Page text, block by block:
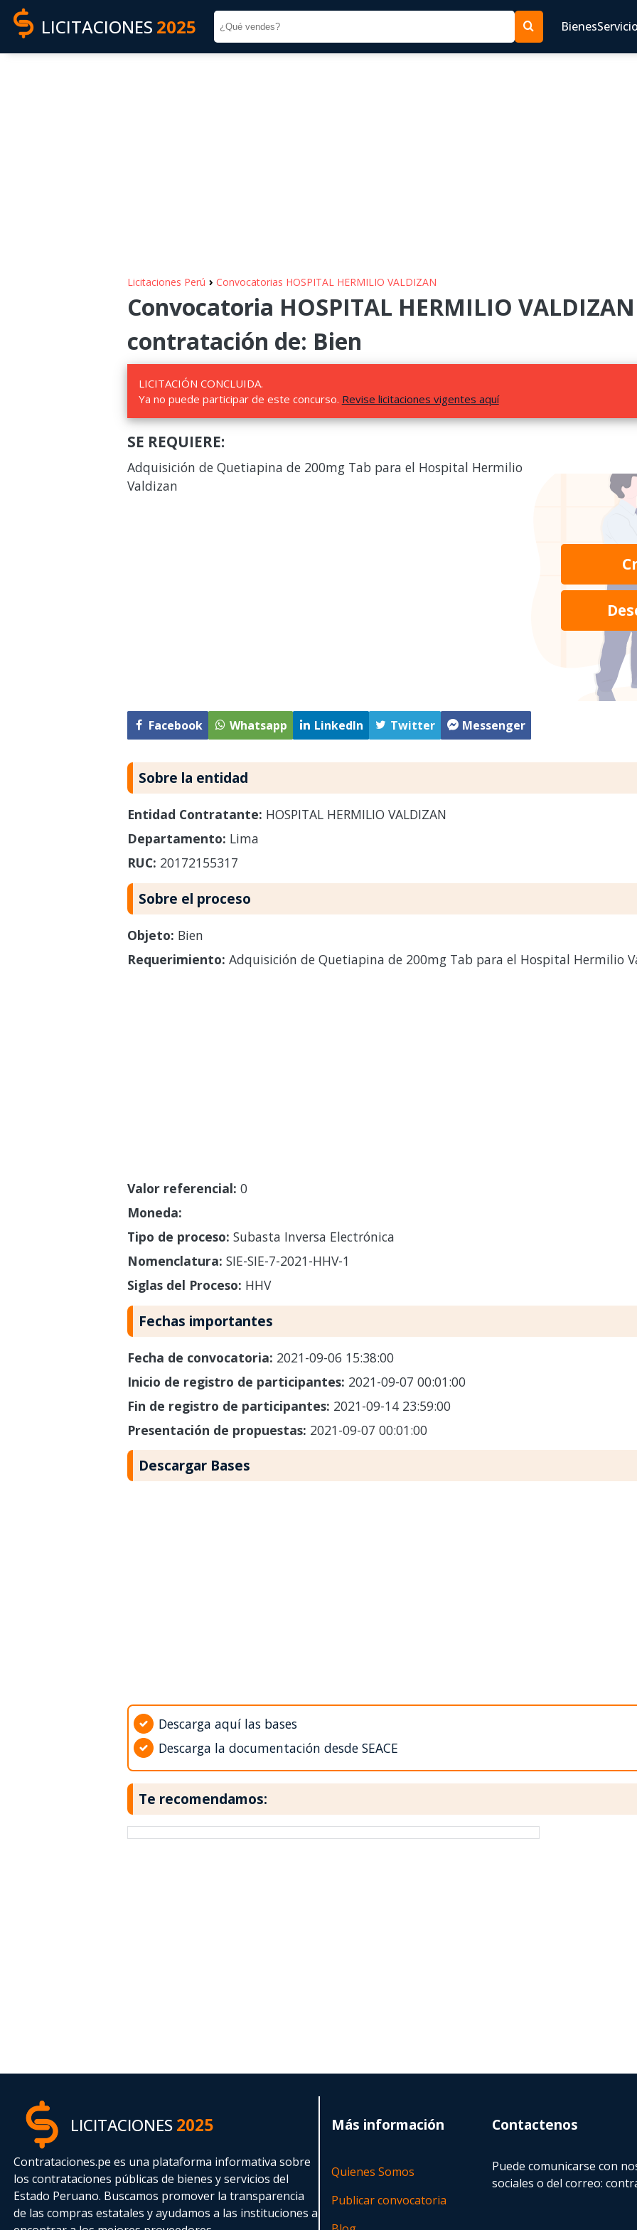
LICITACIONES 2025 Bienes
Licitaciones Perú › Convocatorias HOSPITAL HERMILIO VALDIZAN
Convocatoria HOSPITAL HERMILIO
contratación de: Bien
LICITACIÓN CONCLUIDA.
Ya no puede participar de este concurso. Revise licitaciones vigentes aquí
SE REQUIERE:
Adquisición de Quetiapina de 200mg Tab para el Hospital Hermilio
Valdizan
Facebook Whatsapp LinkedIn Twitter Messenger
Sobre la entidad
Entidad Contratante: HOSPITAL HERMILIO VALDIZAN
Departamento: Lima
RUC: 20172155317
Sobre el proceso
Objeto: Bien
Requerimiento: Adquisición de Quetiapina de 200mg Tab para el Hospital Hermilio
Valor referencial: 0
Moneda:
Tipo de proceso: Subasta Inversa Electrónica
Nomenclatura: SIE-SIE-7-2021-HHV-1
Siglas del Proceso: HHV
Fechas importantes
Fecha de convocatoria: 2021-09-06 15:38:00
Inicio de registro de participantes: 2021-09-07 00:01:00
Fin de registro de participantes: 2021-09-14 23:59:00
Presentación de propuestas: 2021-09-07 00:01:00
Descargar Bases
Descarga aquí las bases
Descarga la documentación desde SEACE
Te recomendamos:
LICITACIONES2025
Contrataciones.pe es una plataforma informativa sobre
los contrataciones públicas de bienes y servicios del
Estado Peruano. Buscamos promover la transparencia
de las compras estatalesy ayudamos a las instituciones a
Más información
Quienes Somos
Publicar convocatoria
Contactenos
Puede comunicarse con
sociales o del correo: